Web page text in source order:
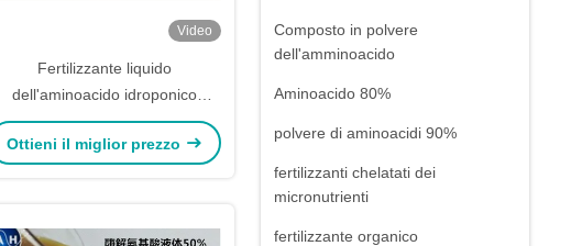
Composto in polvere
dell'amminoacido
Aminoacido 80%
polvere di aminoacidi 90%
fertilizzanti chelatati dei
micronutrienti
fertilizzante organico
Video
Fertilizzante liquido
dell'aminoacido idroponico
utilizzato nello scuro di
agricoltura o nel colore di Brown
Ottieni il miglior prezzo